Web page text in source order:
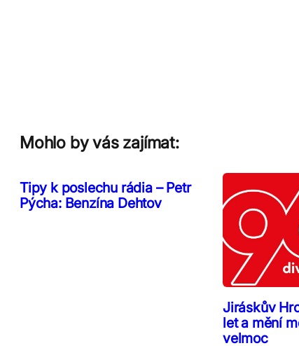
Mohlo by vás zajímat:
Tipy k poslechu rádia – Petr
Pýcha: Benzína Dehtov
Jiráskův
let a mění
velmoc